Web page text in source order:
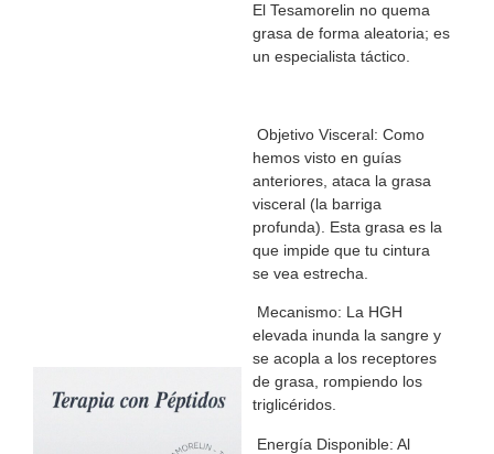
El Tesamorelin no quema
grasa de forma aleatoria; es
un especialista táctico.
Objetivo Visceral: Como
hemos visto en guías
anteriores, ataca la grasa
visceral (la barriga
profunda). Esta grasa es la
que impide que tu cintura
se vea estrecha.
Mecanismo: La HGH
elevada inunda la sangre y
se acopla a los receptores
de grasa, rompiendo los
triglicéridos.
Energía Disponible: Al